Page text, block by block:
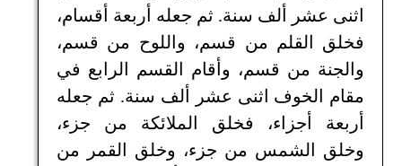
اثنى عشر ألف سنة. ثم جعله أربعة أقسام،
فخلق القلم من قسم، واللوح من قسم،
والجنة من قسم، وأقام القسم الرابع في
مقام الخوف اثنى عشر ألف سنة. ثم جعله
أربعة أجزاء، فخلق الملائكة من جزء،
وخلق الشمس من جزء، وخلق القمر من